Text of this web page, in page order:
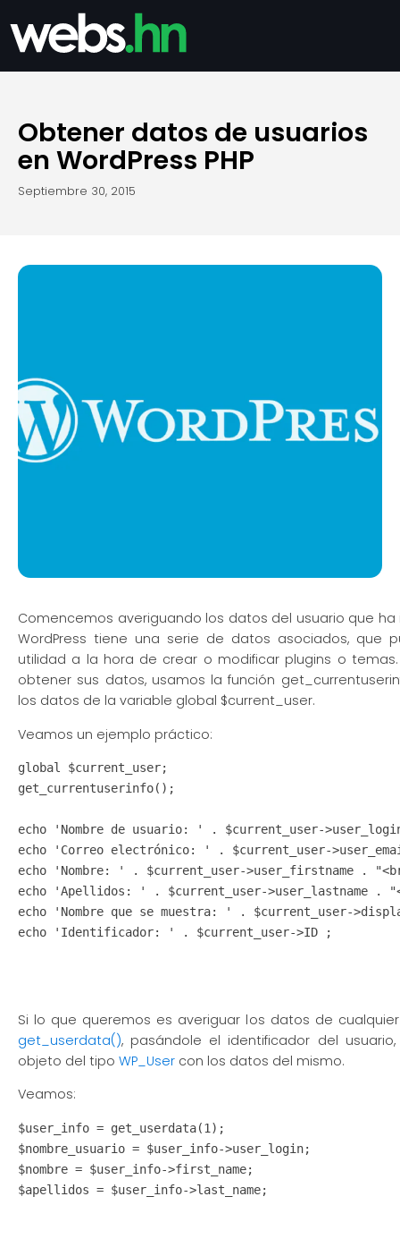
Obtener datos de usuarios
en WordPress PHP
septiembre 30, 2015
Comencemos averiguando los datos del usuario que ha
WordPress tiene una serie de datos asociados, que
utilidad a la hora de crear o modificar plugins o
obtener sus datos, usamos la función
los datos de la variable global $current_user.
Veamos un ejemplo práctico:
global $current_user;
get_currentuserinfo();
echo 'Nombre de usuario: ' . $current_user-
echo 'Correo electrónico: ' . $current_user-
echo 'Nombre: ' . $current_user->user_firstname .
echo 'Apellidos: ' . $current_user->user_lastname .
echo 'Nombre que se muestra: ' . $current_user-
echo 'Identificador: ' . $current_user->ID ;
Si lo que queremos es averiguar los datos de
get_userdata(), pasándole el identificador del
objeto del tipo WP_User con los datos del mismo.
Veamos:
$user_info = get_userdata(1);
$nombre_usuario = $user_info->user_login;
$nombre = $user_info->first_name;
$apellidos = $user_info->last_name;